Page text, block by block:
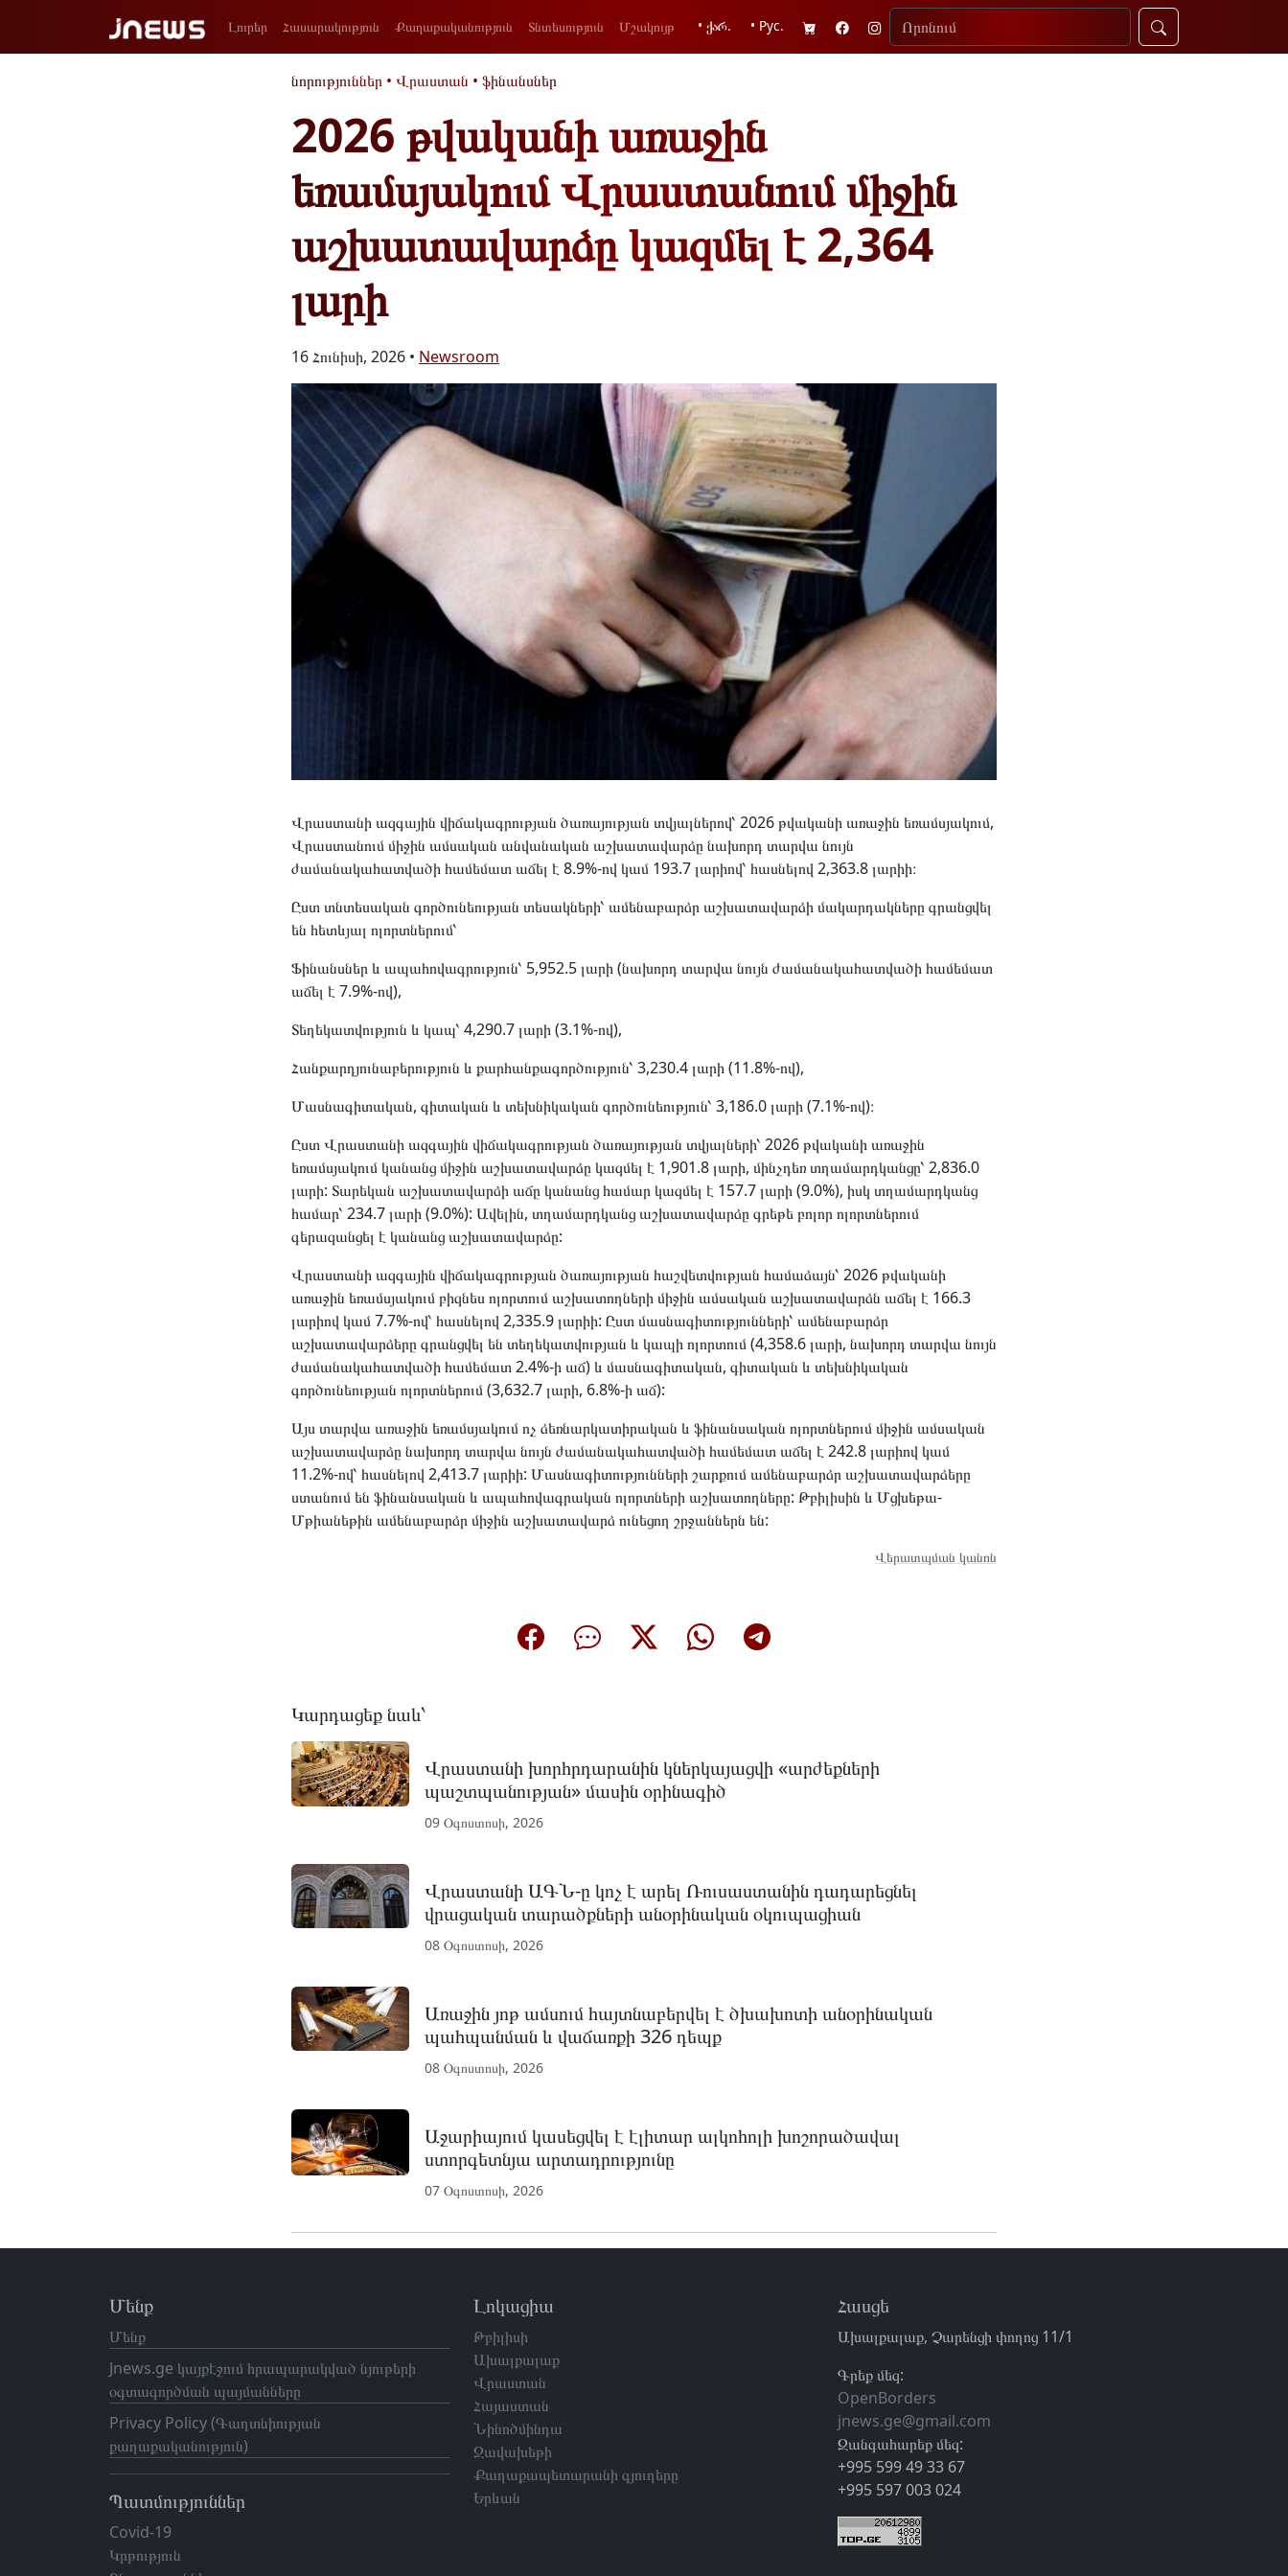
Լուրեր Հասարակություն Քաղաքականություն Տնտեսություն Մշակույթ • ქარ. • Рус.
նորություններ • Վրաստան • ֆինանսներ
2026 թվականի առաջին
եռամսյակում Վրաստանում միջին
աշխատավարձը կազմել է 2,364
լարի
16 Հունիսի, 2026 • Newsroom
Վրաստանի ազգային վիճակագրության ծառայության տվյալներով՝ 2026 թվականի առաջին եռամսյակում,
Վրաստանում միջին ամսական անվանական աշխատավարձը նախորդ տարվա նույն
ժամանակահատվածի համեմատ աճել է 8.9%-ով կամ 193.7 լարիով՝ հասնելով 2,363.8 լարիի։
Ըստ տնտեսական գործունեության տեսակների՝ ամենաբարձր աշխատավարձի մակարդակները գրանցվել
են հետևյալ ոլորտներում՝
Ֆինանսներ և ապահովագրություն՝ 5,952.5 լարի (նախորդ տարվա նույն ժամանակահատվածի համեմատ
աճել է 7.9%-ով),
Տեղեկատվություն և կապ՝ 4,290.7 լարի (3.1%-ով),
Հանքարդյունաբերություն և քարհանքագործություն՝ 3,230.4 լարի (11.8%-ով),
Մասնագիտական, գիտական և տեխնիկական գործունեություն՝ 3,186.0 լարի (7.1%-ով)։
Ըստ Վրաստանի ազգային վիճակագրության ծառայության տվյալների՝ 2026 թվականի առաջին
եռամսյակում կանանց միջին աշխատավարձը կազմել է 1,901.8 լարի, մինչդեռ տղամարդկանցը՝ 2,836.0
լարի: Տարեկան աշխատավարձի աճը կանանց համար կազմել է 157.7 լարի (9.0%), իսկ տղամարդկանց
համար՝ 234.7 լարի (9.0%): Ավելին, տղամարդկանց աշխատավարձը գրեթե բոլոր ոլորտներում
գերազանցել է կանանց աշխատավարձը:
Վրաստանի ազգային վիճակագրության ծառայության հաշվետվության համաձայն՝ 2026 թվականի
առաջին եռամսյակում բիզնես ոլորտում աշխատողների միջին ամսական աշխատավարձն աճել է 166.3
լարիով կամ 7.7%-ով՝ հասնելով 2,335.9 լարիի: Ըստ մասնագիտությունների՝ ամենաբարձր
աշխատավարձերը գրանցվել են տեղեկատվության և կապի ոլորտում (4,358.6 լարի, նախորդ տարվա նույն
ժամանակահատվածի համեմատ 2.4%-ի աճ) և մասնագիտական, գիտական և տեխնիկական
գործունեության ոլորտներում (3,632.7 լարի, 6.8%-ի աճ):
Այս տարվա առաջին եռամսյակում ոչ ձեռնարկատիրական և ֆինանսական ոլորտներում միջին ամսական
աշխատավարձը նախորդ տարվա նույն ժամանակահատվածի համեմատ աճել է 242.8 լարիով կամ
11.2%-ով՝ հասնելով 2,413.7 լարիի: Մասնագիտությունների շարքում ամենաբարձր աշխատավարձերը
ստանում են ֆինանսական և ապահովագրական ոլորտների աշխատողները: Թբիլիսին և Մցխեթա-
Մթիանեթին ամենաբարձր միջին աշխատավարձ ունեցող շրջաններն են:
Վերատպման կանոն
Կարդացեք նաև՝
Վրաստանի խորհրդարանին կներկայացվի «արժեքների
պաշտպանության» մասին օրինագիծ
09 Օգոստոսի, 2026
Վրաստանի ԱԳՆ-ը կոչ է արել Ռուսաստանին դադարեցնել
վրացական տարածքների անօրինական օկուպացիան
08 Օգոստոսի, 2026
Առաջին յոթ ամսում հայտնաբերվել է ծխախոտի անօրինական
պահպանման և վաճառքի 326 դեպք
08 Օգոստոսի, 2026
Աջարիայում կասեցվել է էլիտար ալկոհոլի խոշորածավալ
ստորգետնյա արտադրությունը
07 Օգոստոսի, 2026
Մենք
Մենք
Jnews.ge կայքէջում հրապարակված նյութերի
օգտագործման պայմանները
Privacy Policy (Գաղտնիության
քաղաքականություն)
Պատմություններ
Covid-19
Կրթություն
Լոկացիա
Թբիլիսի
Ախալքալաք
Վրաստան
Հայաստան
Նինոծմինդա
Ջավախեթի
Քաղաքապետարանի գյուղերը
Երևան
Հասցե
Ախալքալաք, Չարենցի փողոց 11/1
Գրեք մեզ:
OpenBorders
jnews.ge@gmail.com
Զանգահարեք մեզ:
+995 599 49 33 67
+995 597 003 024